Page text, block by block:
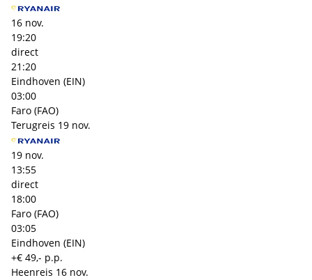
16 nov.
19:20
direct
21:20
Eindhoven (EIN)
03:00
Faro (FAO)
Terugreis 19 nov.
19 nov.
13:55
direct
18:00
Faro (FAO)
03:05
Eindhoven (EIN)
+€ 49,- p.p.
Heenreis 16 nov.